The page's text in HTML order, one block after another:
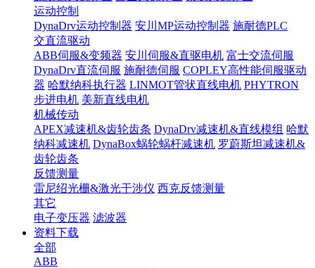
运动控制
DynaDrv运动控制器 安川MP运动控制器 施耐德PLC
交直流驱动
ABB伺服&变频器 安川伺服&直驱电机 富士交流伺服
DynaDrv直流伺服 施耐德伺服 COPLEY高性能伺服驱动
器 哈默纳科执行器 LINMOT管状直线电机 PHYTRON
步进电机 美新直线电机
机械传动
APEX减速机&齿轮齿条 DynaDrv减速机&直线模组 哈默
纳科减速机 DynaBox蜗轮蜗杆减速机 罗蔚斯坦减速机&
齿轮齿条
反馈测量
雷尼绍光栅&激光干涉仪 西克反馈测量
其它
电子变压器 滤波器
资料下载
全部
ABB